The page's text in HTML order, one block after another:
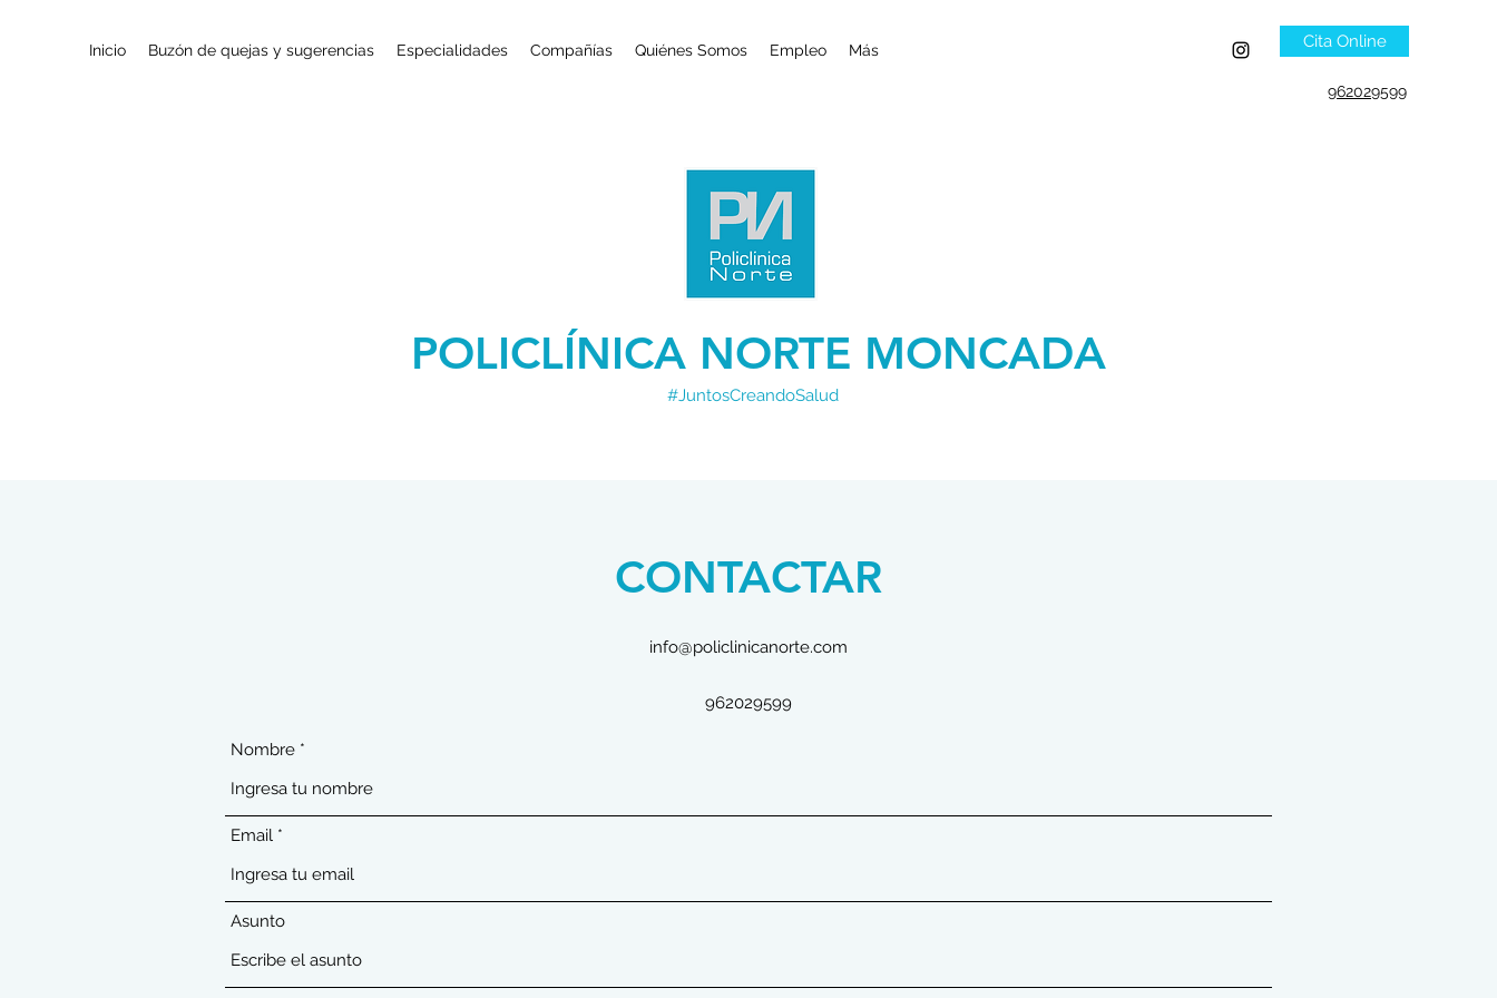
Inicio Buzón de quejas y sugerencias Especialidades Compañías Quiénes Somos Empleo Más Cita Online
962029599
POLICLÍNICA NORTE MONCADA
#JuntosCreandoSalud
CONTACTAR
info@policlinicanorte.com
962029599
Nombre
Email
Asunto